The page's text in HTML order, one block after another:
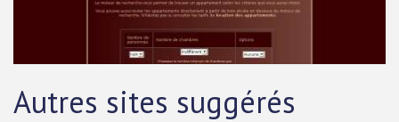
Autres sites suggérés